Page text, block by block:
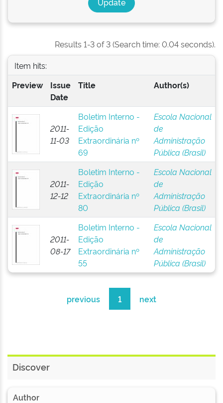
Results 1-3 of 3 (Search time: 0.04 seconds).
Item hits:
Preview
Issue
Date
Title Author(s)
2011-
11-03
Boletim Interno -
Edição
Extraordinária nº
69
Escola Nacional
de
Administração
Pública (Brasil)
2011-
12-12
Boletim Interno -
Edição
Extraordinária nº
80
Escola Nacional
de
Administração
Pública (Brasil)
2011-
08-17
Boletim Interno -
Edição
Extraordinária nº
55
Escola Nacional
de
Administração
Pública (Brasil)
previous 1 next
Discover
Author